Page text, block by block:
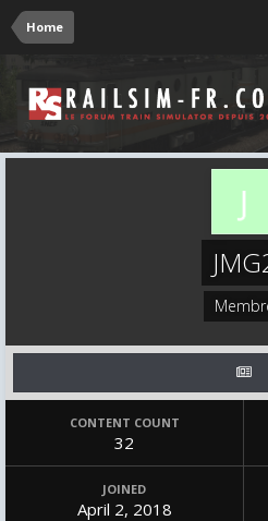
Home
CONTENT COUNT
32
JOINED
April 2, 2018